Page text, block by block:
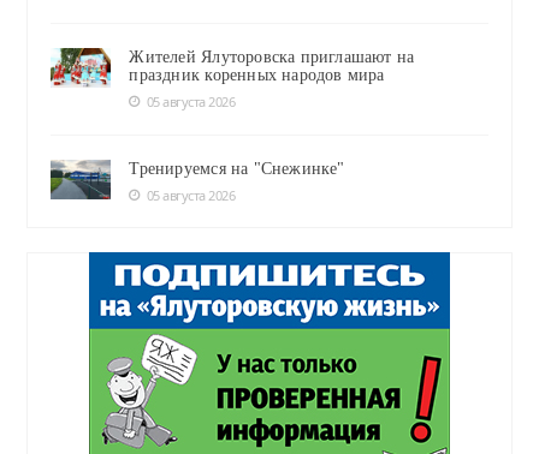
Жителей Ялуторовска приглашают на
праздник коренных народов мира
05 августа 2026
Тренируемся на "Снежинке"
05 августа 2026